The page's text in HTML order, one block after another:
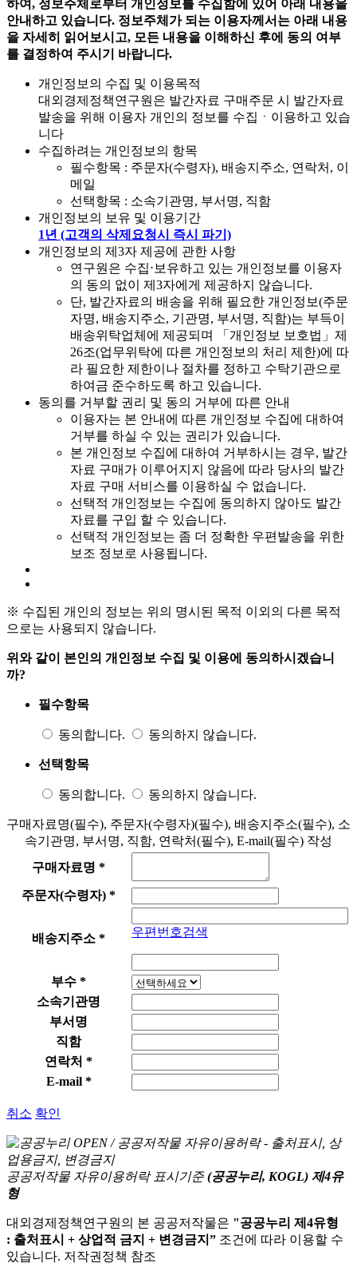
하여, 정보주체로부터 개인정보를 수집함에 있어 아래 내용을
안내하고 있습니다. 정보주체가 되는 이용자께서는 아래 내용
을 자세히 읽어보시고, 모든 내용을 이해하신 후에 동의 여부
를 결정하여 주시기 바랍니다.
개인정보의 수집 및 이용목적
대외경제정책연구원은 발간자료 구매주문 시 발간자료
발송을 위해 이용자 개인의 정보를 수집ㆍ이용하고 있습
니다
수집하려는 개인정보의 항목
필수항목 : 주문자(수령자), 배송지주소, 연락처, 이
메일
선택항목 : 소속기관명, 부서명, 직함
개인정보의 보유 및 이용기간
1년 (고객의 삭제요청시 즉시 파기)
개인정보의 제3자 제공에 관한 사항
연구원은 수집⋅보유하고 있는 개인정보를 이용자
의 동의 없이 제3자에게 제공하지 않습니다.
단, 발간자료의 배송을 위해 필요한 개인정보(주문
자명, 배송지주소, 기관명, 부서명, 직함)는 부득이
배송위탁업체에 제공되며 「개인정보 보호법」제
26조(업무위탁에 따른 개인정보의 처리 제한)에 따
라 필요한 제한이나 절차를 정하고 수탁기관으로
하여금 준수하도록 하고 있습니다.
동의를 거부할 권리 및 동의 거부에 따른 안내
이용자는 본 안내에 따른 개인정보 수집에 대하여
거부를 하실 수 있는 권리가 있습니다.
본 개인정보 수집에 대하여 거부하시는 경우, 발간
자료 구매가 이루어지지 않음에 따라 당사의 발간
자료 구매 서비스를 이용하실 수 없습니다.
선택적 개인정보는 수집에 동의하지 않아도 발간
자료를 구입 할 수 있습니다.
선택적 개인정보는 좀 더 정확한 우편발송을 위한
보조 정보로 사용됩니다.
※ 수집된 개인의 정보는 위의 명시된 목적 이외의 다른 목적
으로는 사용되지 않습니다.
위와 같이 본인의 개인정보 수집 및 이용에 동의하시겠습니
까?
필수항목
동의합니다. 동의하지 않습니다.
선택항목
동의합니다. 동의하지 않습니다.
구매자료명(필수), 주문자(수령자)(필수), 배송지주소(필수), 소
속기관명, 부서명, 직함, 연락처(필수), E-mail(필수) 작성
구매자료명 *
주문자(수령자) *
배송지주소 * 우편번호검색
부수 *
소속기관명
부서명
직함
연락처 *
E-mail *
취소 확인
공공저작물 자유이용허락 표시기준 (공공누리, KOGL) 제4유
형
대외경제정책연구원의 본 공공저작물은 "공공누리 제4유형
: 출처표시 + 상업적 금지 + 변경금지” 조건에 따라 이용할 수
있습니다. 저작권정책 참조